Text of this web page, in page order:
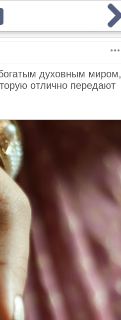
духовным миром,
отлично передают